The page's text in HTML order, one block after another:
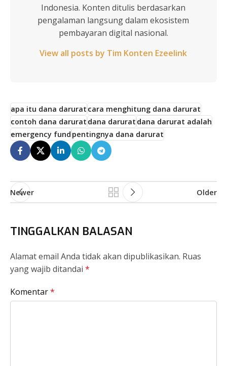
Indonesia. Konten ditulis berdasarkan
pengalaman langsung dalam ekosistem
pembayaran digital nasional.
View all posts by Tim Konten Ezeelink
apa itu dana daruratcara menghitung dana darurat
contoh dana daruratdana daruratdana darurat adalah
emergency fundpentingnya dana darurat
Newer Older
TINGGALKAN BALASAN
Alamat email Anda tidak akan dipublikasikan. Ruas
yang wajib ditandai *
Komentar*